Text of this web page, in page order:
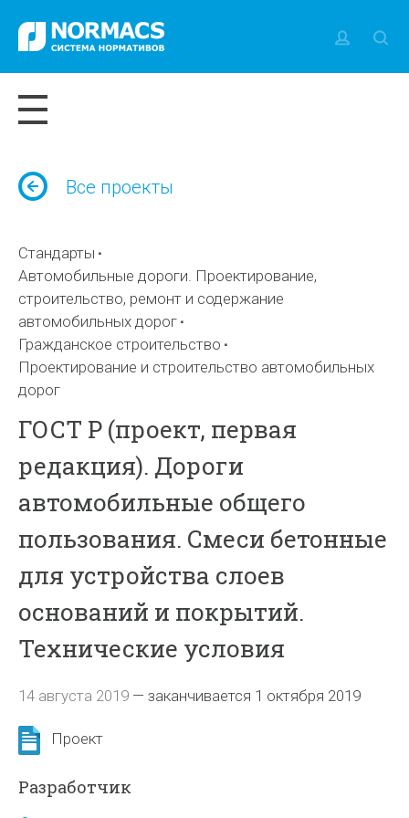
Все проекты
Стандарты
Автомобильные дороги. Проектирование,
строительство, ремонт и содержание
автомобильных дорог
Гражданское строительство
Проектирование и строительство автомобильных
дорог
ГОСТ Р (проект, первая
редакция). Дороги
автомобильные общего
пользования. Смеси бетонные
для устройства слоев
оснований и покрытий.
Технические условия
14 августа 2019 —заканчивается 1 октября 2019
Проект
Разработчик